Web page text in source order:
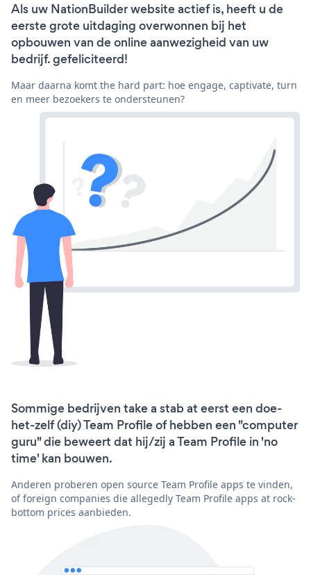
Als uw NationBuilder website actief is, heeft u de
eerste grote uitdaging overwonnen bij het
opbouwen van de online aanwezigheid van uw
bedrijf. gefeliciteerd!
Maar daarna komt the hard part: hoe engage, captivate, turn
en meer bezoekers te ondersteunen?
Sommige bedrijven take a stab at eerst een doe-
het-zelf (diy) Team Profile of hebben een "computer
guru" die beweert dat hij/zij a Team Profile in 'no
time' kan bouwen.
Anderen proberen open source Team Profile apps te vinden,
of foreign companies die allegedly Team Profile apps at rock-
bottom prices aanbieden.